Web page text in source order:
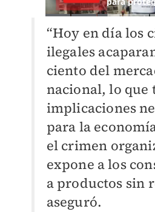
“Hoy en día los
ilegales
ciento del
nacional, lo que
implicaciones
para la
el crimen
expone a los
a productos sin
aseguró.